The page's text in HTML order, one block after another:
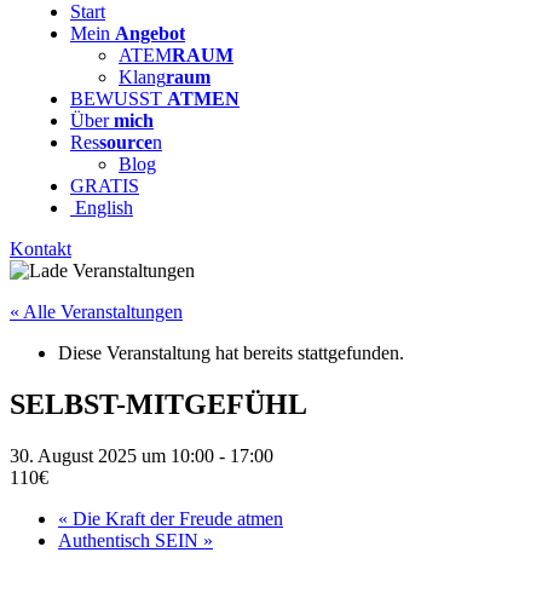
Start
Mein Angebot
ATEMRAUM
Klangraum
BEWUSST ATMEN
Übermich
Ressourcen
Blog
GRATIS
English
Kontakt
« Alle Veranstaltungen
Diese Veranstaltung hat bereits stattgefunden.
SELBST-MITGEFÜHL
30. August 2025 um 10:00 - 17:00
110€
« Die Kraft der Freude atmen
Authentisch SEIN »